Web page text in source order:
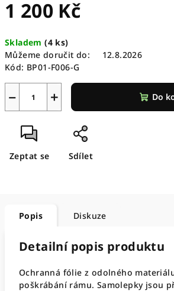
1 200 Kč
cena:
Skladem(4 ks)
Můžeme doručit do:
12.8.2026
Kód: BP01-F006-G
+
− Do
Zeptat se Sdílet
Popis Diskuze
Detailní popis produktu
Ochranná fólie z odolného
poškrábání rámu. Samolepky jsou